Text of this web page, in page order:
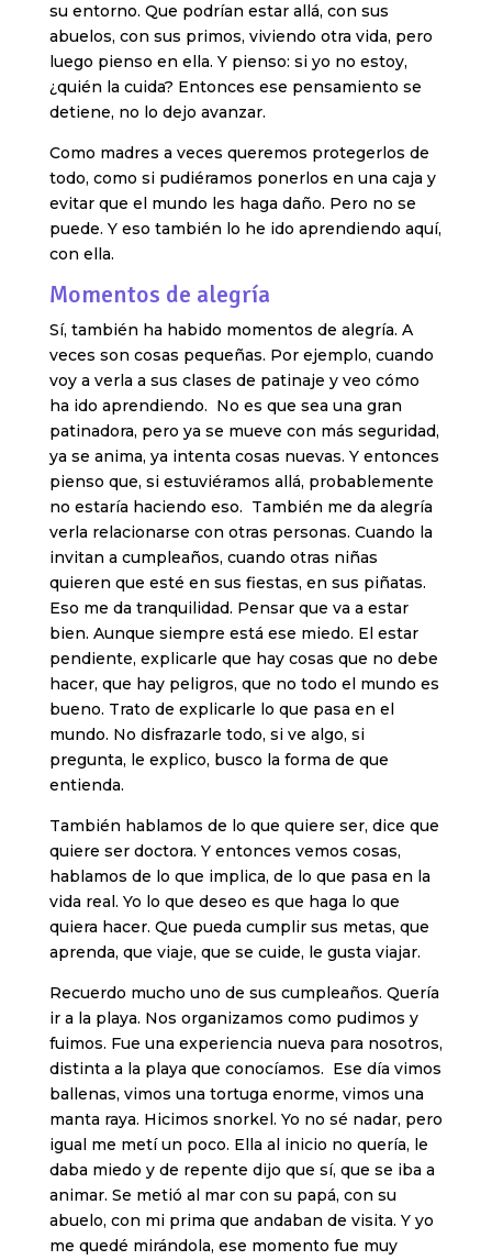
su entorno. Que podrían estar allá, con sus
abuelos, con sus primos, viviendo otra vida, pero
luego pienso en ella. Y pienso: si yo no estoy,
¿quién la cuida? Entonces ese pensamiento se
detiene, no lo dejo avanzar.
Como madres a veces queremos protegerlos de
todo, como si pudiéramos ponerlos en una caja y
evitar que el mundo les haga daño. Pero no se
puede. Y eso también lo he ido aprendiendo aquí,
con ella.
Momentos de alegría
Sí, también ha habido momentos de alegría. A
veces son cosas pequeñas. Por ejemplo, cuando
voy a verla a sus clases de patinaje y veo cómo
ha ido aprendiendo. No es que sea una gran
patinadora, pero ya se mueve con más seguridad,
ya se anima, ya intenta cosas nuevas. Y entonces
pienso que, si estuviéramos allá, probablemente
no estaría haciendo eso. También me da alegría
verla relacionarse con otras personas. Cuando la
invitan a cumpleaños, cuando otras niñas
quieren que esté en sus fiestas, en sus piñatas.
Eso me da tranquilidad. Pensar que va a estar
bien. Aunque siempre está ese miedo. El estar
pendiente, explicarle que hay cosas que no debe
hacer, que hay peligros, que no todo el mundo es
bueno. Trato de explicarle lo que pasa en el
mundo. No disfrazarle todo, si ve algo, si
pregunta, le explico, busco la forma de que
entienda.
También hablamos de lo que quiere ser, dice que
quiere ser doctora. Y entonces vemos cosas,
hablamos de lo que implica, de lo que pasa en la
vida real. Yo lo que deseo es que haga lo que
quiera hacer. Que pueda cumplir sus metas, que
aprenda, que viaje, que se cuide, le gusta viajar.
Recuerdo mucho uno de sus cumpleaños. Quería
ir a la playa. Nos organizamos como pudimos y
fuimos. Fue una experiencia nueva para nosotros,
distinta a la playa que conocíamos. Ese día vimos
ballenas, vimos una tortuga enorme, vimos una
manta raya. Hicimos snorkel. Yo no sé nadar, pero
igual me metí un poco. Ella al inicio no quería, le
daba miedo y de repente dijo que sí, que se iba a
animar. Se metió al mar con su papá, con su
abuelo, con mi prima que andaban de visita. Y yo
me quedé mirándola, ese momento fue muy